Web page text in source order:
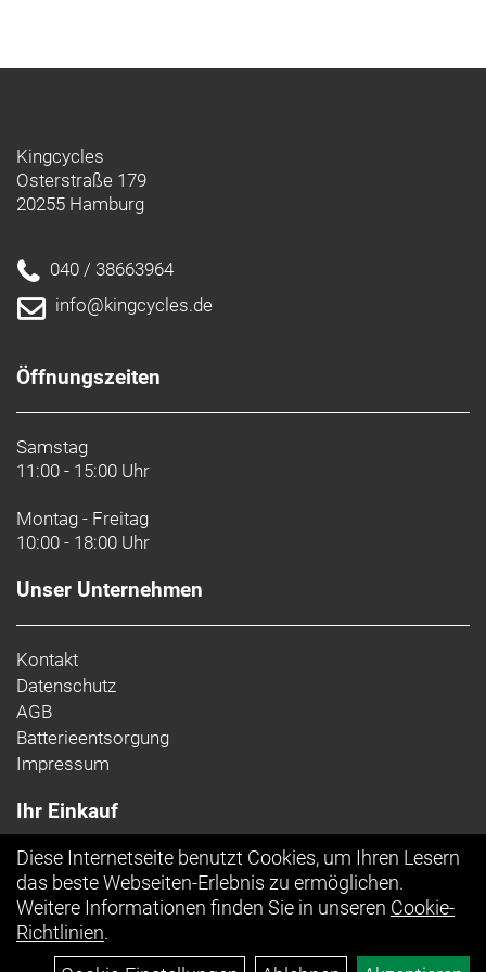
Kingcycles
Osterstraße 179
20255 Hamburg
040 / 38663964
info@kingcycles.de
Öffnungszeiten
Samstag
11:00 - 15:00 Uhr
Montag - Freitag
10:00 - 18:00 Uhr
Unser Unternehmen
Kontakt
Datenschutz
AGB
Batterieentsorgung
Impressum
Ihr Einkauf
Top Artikel
Diese Internetseite benutzt Cookies, um Ihren Lesern
das beste Webseiten-Erlebnis zu ermöglichen.
Weitere Informationen finden Sie in unseren Cookie-
Richtlinien.